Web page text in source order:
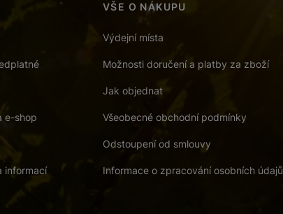
e-shop
informací
VŠE O NÁKUPU
Výdejní místa
Možnosti doručení a platby za zboží
Jak objednat
Všeobecné obchodní podmínky
Odstoupení od smlouvy
Informace o zpracování osobních údajů